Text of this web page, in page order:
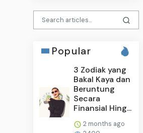
Popular
3 Zodiak yang
Bakal Kaya dan
Beruntung
Secara
Finansial Hing...
2 months ago